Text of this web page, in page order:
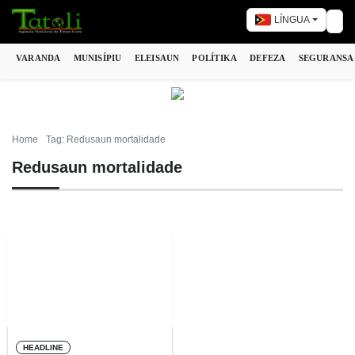
LÍNGUA
VARANDA MUNISÍPIU ELEISAUN POLÍTIKA DEFEZA SEGURANSA
Home Tag: Redusaun mortalidade
Redusaun mortalidade
HEADLINE